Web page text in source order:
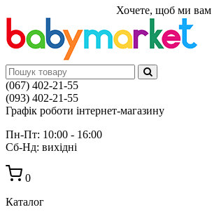
Хочете, щоб ми вам
(067) 402-21-55
(093) 402-21-55
Графік роботи інтернет-магазину
Пн-Пт: 10:00 - 16:00
Сб-Нд: вихідні
0
Каталог